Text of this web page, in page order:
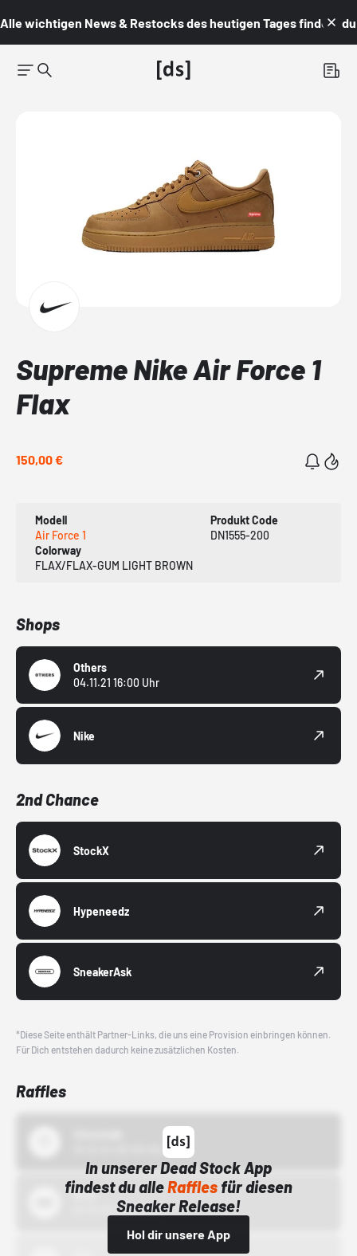
Alle wichtigen News & Restocks des heutigen Tages findest du
Supreme Nike Air Force 1
Flax
150,00 €
Modell
Air Force 1
Produkt Code
DN1555-200
Colorway
FLAX/FLAX-GUM LIGHT BROWN
Shops
Others
04.11.21 16:00 Uhr
Nike
2nd Chance
StockX
Hypeneedz
SneakerAsk
*Diese Seite enthält Partner-Links, die uns eine Provision einbringen können.
Für Dich entstehen dadurch keine zusätzlichen Kosten.
Raffles
In unserer Dead Stock App
findest du alleRafflesfür diesen
Sneaker Release!
Hol dir unsere App
Bstn
01.10.22 00:00 Uhr